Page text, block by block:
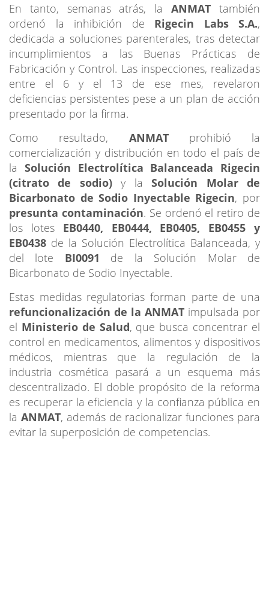
En tanto, semanas atrás, laANMAT también
ordenó la inhibición de Rigecin Labs S.A.,
dedicada a soluciones parenterales, tras detectar
incumplimientos a las Buenas Prácticas de
Fabricación y Control. Las inspecciones, realizadas
entre el 6 y el 13 de ese mes, revelaron
deficiencias persistentes pese a un plan de acción
presentado por la firma.
Como resultado, ANMATprohibió la
comercialización y distribución en todo el país de
la Solución Electrolítica Balanceada Rigecin
(citrato de sodio)y laSolución Molar de
Bicarbonato de Sodio Inyectable Rigecin, por
presunta contaminación. Se ordenó el retiro de
los lotes EB0440, EB0444, EB0405, EB0455 y
EB0438 de la Solución Electrolítica Balanceada, y
del lote BI0091 de la Solución Molar de
Bicarbonato de Sodio Inyectable.
Estas medidas regulatorias forman parte de una
refuncionalización de la ANMAT impulsada por
el Ministerio de Salud, que busca concentrar el
control en medicamentos, alimentos y dispositivos
médicos, mientras que la regulación de la
industria cosmética pasará a un esquema más
descentralizado. El doble propósito de la reforma
es recuperar la eficiencia y la confianza pública en
la ANMAT, además de racionalizar funciones para
evitar la superposición de competencias.